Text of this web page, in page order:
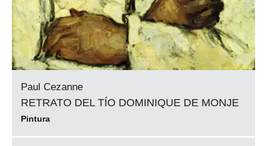
Paul Cezanne
RETRATO DEL TÍO DOMINIQUE DE MONJE
Pintura